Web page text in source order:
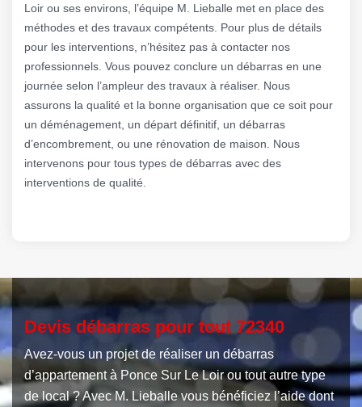
Loir ou ses environs, l’équipe M. Lieballe met en place des
méthodes et des travaux compétents. Pour plus de détails
pour les interventions, n’hésitez pas à contacter nos
professionnels. Vous pouvez conclure un débarras en une
journée selon l’ampleur des travaux à réaliser. Nous
assurons la qualité et la bonne organisation que ce soit pour
un déménagement, un départ définitif, un débarras
d’encombrement, ou une rénovation de maison. Nous
intervenons pour tous types de débarras avec des
interventions de qualité.
Devis débarras pour tout 72340
Avez-vous un projet de réaliser un débarras
d’appartement à Ponce Sur Le Loir ou tout autre type
de local ? Avec M. Lieballe vous bénéficiez l’aide dont